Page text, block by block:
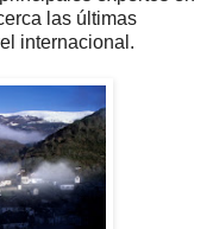
las últimas
internacional.